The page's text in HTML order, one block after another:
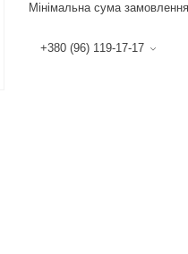
Мінімальна сума
+380 (96) 119-17-17